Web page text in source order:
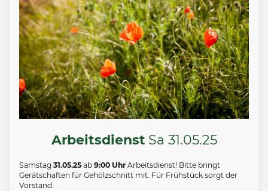
Arbeitsdienst Sa 31.05.25
Samstag 31.05.25 ab 9:00 Uhr Arbeitsdienst! Bitte bringt
Gerätschaften für Gehölzschnitt mit. Für Frühstück sorgt der
Vorstand.